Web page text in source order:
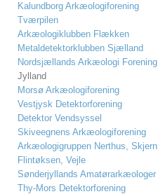
Kalundborg Arkæologiforening
Tværpilen
Arkæologiklubben Flækken
Metaldetektorklubben Sjælland
Nordsjællands Arkæologi Forening
Jylland
Morsø Arkæologiforening
Vestjysk Detektorforening
Detektor Vendsyssel
Skiveegnens Arkæologiforening
Arkæologigruppen Nerthus, Skjern
Flintøksen, Vejle
Sønderjyllands Amatørarkæologer
Thy-Mors Detektorforening